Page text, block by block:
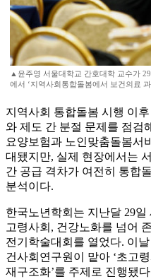
▲윤주영 서울대학교 간호대학 교수가
에서 ‘지역사회통합돌봄에서 보건의료
지역사회 통합돌봄 시행 이
와 제도 간 분절 문제를 점검
요양보험과 노인맞춤돌봄서
대됐지만, 실제 현장에서는
간 공급 격차가 여전히 통합
분석이다.
한국노년학회는 지난달 29
고령사회, 건강노화를 넘어
전기학술대회를 열었다. 이
건사회연구원이 맡아 ‘초고
재구조화’를 주제로 진행됐